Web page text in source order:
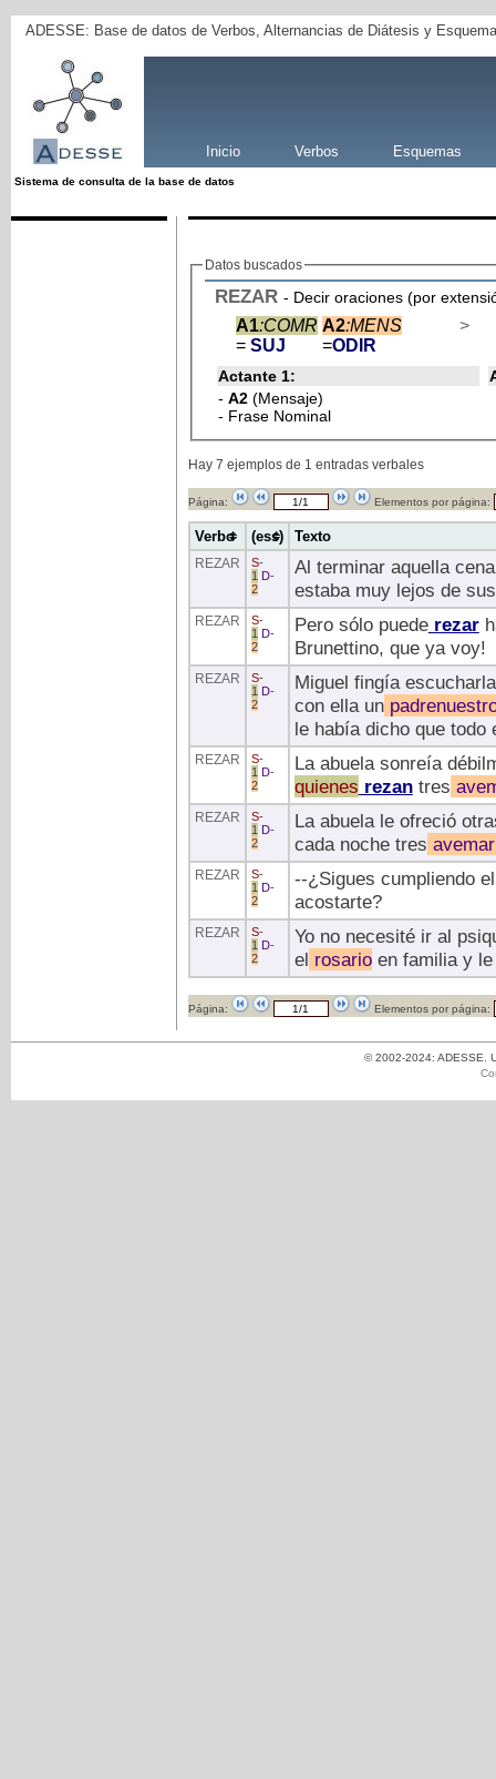
ADESSE: Base de datos de Verbos, Alternancias de Diátesis y
Inicio Verbos Esquemas
Sistema de consulta de la base de datos
Datos buscados
REZAR
A1:COMR
= SUJ
A2:MENS
=ODIR
>
Actante 1:
- A2 (Mensaje)
- Frase Nominal
Hay 7 ejemplos de 1 entradas verbales
Página: Elementos por página:
Verbo (ess) Texto
REZAR S-
1
D-
2
Al terminar aquella
estaba muy lejos de
REZAR S-
1
D-
2
Pero sólo puederezar
Brunettino, que ya voy!
REZAR S-
1
D-
2
Miguel fingía
con ella un
le había dicho que
REZAR S-
1
D-
2
La abuela sonreía
quienes rezantres
REZAR S-
1
D-
2
La abuela le ofreció
cada noche tres
REZAR S-
1
D-
2
--¿Sigues cumpliendo
acostarte?
REZAR S-
1
D-
2
Yo no necesité ir al
el rosarioen familia y le
Página: Elementos por página:
© 2002-2024: ADESSE.